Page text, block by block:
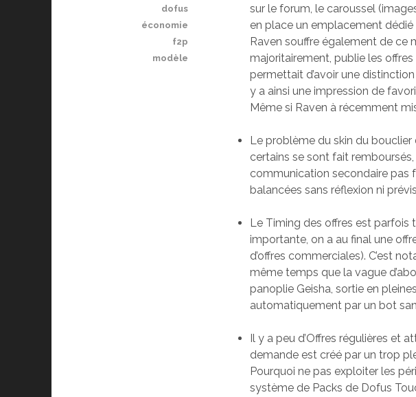
sur le forum, le caroussel
en place un emplacement dédié
Raven souffre également de ce
majoritairement, publie les
permettait d’avoir une
y a ainsi une impression de
Même si Raven à récemment
Le problème du skin du bouclier
certains se sont fait
communication secondaire pas
balancées sans réflexion ni
Le Timing des offres est parfois
importante, on a au final une
d’offres commerciales). C’est
même temps que la vague
panoplie Geisha, sortie en
automatiquement par un bot
Il y a peu d’Offres régulières et
demande est créé par un trop
Pourquoi ne pas exploiter les
système de Packs de Dofus
dofus
économie
f2p
modèle